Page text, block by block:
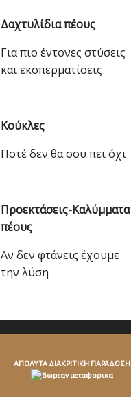
Δαχτυλίδια πέους
Για πιο έντονες στύσεις
και εκσπερματίσεις
Κούκλες
Ποτέ δεν θα σου πει όχι
Προεκτάσεις-Καλύμματα
πέους
Αν δεν φτάνεις έχουμε
την λύση
ΑΠΟΛΥΤΑ ΔΙΑΚΡΙΤΙΚΗ ΠΑΡΑΔΟΣΗ